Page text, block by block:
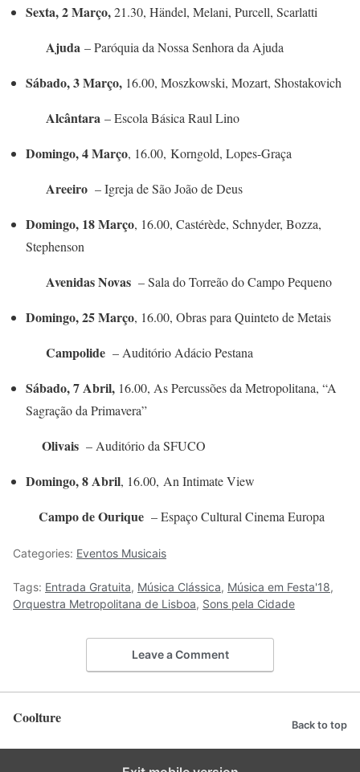
Sexta, 2 Março,21.30, Händel, Melani, Purcell, Scarlatti
Ajuda – Paróquia da Nossa Senhora da Ajuda
Sábado, 3 Março, 16.00, Moszkowski, Mozart, Shostakovich
Alcântara – Escola Básica Raul Lino
Domingo, 4 Março, 16.00, Korngold, Lopes-Graça
Areeiro – Igreja de São João de Deus
Domingo, 18 Março, 16.00, Castérède, Schnyder, Bozza,
Stephenson
Avenidas Novas – Sala do Torreão do Campo Pequeno
Domingo, 25 Março, 16.00, Obras para Quinteto de Metais
Campolide – Auditório Adácio Pestana
Sábado, 7 Abril, 16.00, As Percussões da Metropolitana, “A
Sagração da Primavera”
Olivais – Auditório da SFUCO
Domingo, 8 Abril, 16.00, An Intimate View
Campo de Ourique – Espaço Cultural Cinema Europa
Categories: Eventos Musicais
Tags: Entrada Gratuita, Música Clássica, Música em Festa'18,
Orquestra Metropolitana de Lisboa, Sons pela Cidade
Leave a Comment
Coolture Back to top